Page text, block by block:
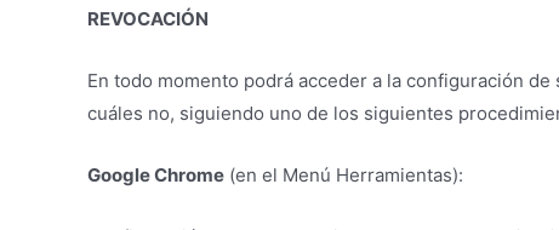
REVOCACIÓN
En todo momento podrá acceder a la configuración
cuáles no, siguiendo uno de los siguientes
Google Chrome (en el Menú Herramientas):